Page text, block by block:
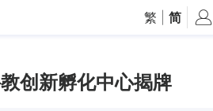
繁 简
创新孵化中心揭牌